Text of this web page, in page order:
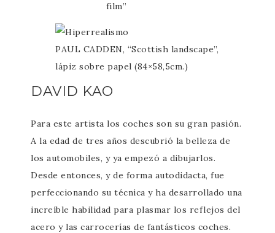
film”
PAUL CADDEN, “Scottish landscape”,
lápiz sobre papel (84×58,5cm.)
DAVID KAO
Para este artista los coches son su gran pasión.
A la edad de tres años descubrió la belleza de
los automobiles, y ya empezó a dibujarlos.
Desde entonces, y de forma autodidacta, fue
perfeccionando su técnica y ha desarrollado una
increíble habilidad para plasmar los reflejos del
acero y las carrocerías de fantásticos coches.